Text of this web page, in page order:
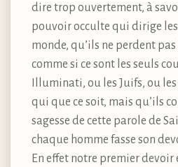
dire trop ouvertement, à
pouvoir occulte qui dirige
monde, qu’ils ne perdent
comme si ce sont les seuls
Illuminati, ou les Juifs, ou
qui que ce soit, mais qu’ils
sagesse de cette parole de
chaque homme fasse son
En effet notre premier devoir